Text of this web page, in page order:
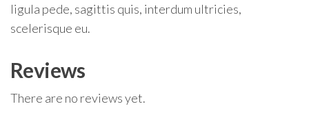
ligula pede, sagittis quis, interdum ultricies,
scelerisque eu.
Reviews
There are no reviews yet.